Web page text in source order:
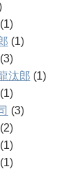
(1)
(1)
(3)
汰郎 (1)
(1)
(3)
(2)
(1)
(1)